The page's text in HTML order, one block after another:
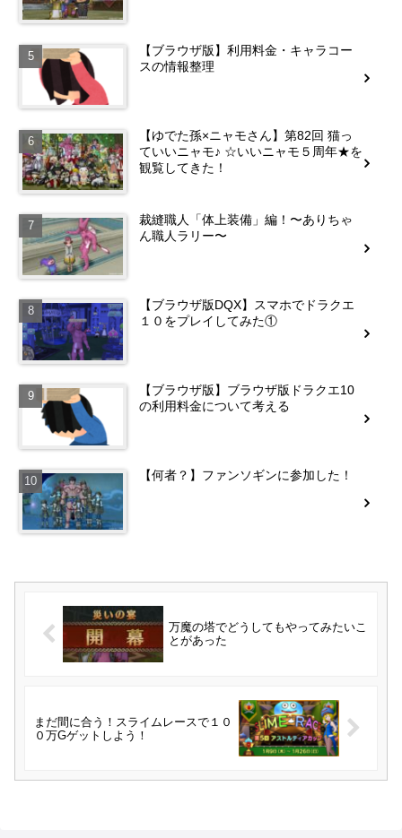
【ブラウザ版】利用料金・キャラコー
スの情報整理
【ゆでた孫×ニャモさん】第82回 猫っ
ていいニャモ♪ ☆いいニャモ５周年★を
観覧してきた！
裁縫職人「体上装備」編！〜ありちゃ
ん職人ラリー〜
【ブラウザ版DQX】スマホでドラクエ
１０をプレイしてみた①
【ブラウザ版】ブラウザ版ドラクエ10
の利用料金について考える
【何者？】ファンソギンに参加した！
万魔の塔でどうしてもやってみたいこ
とがあった
まだ間に合う！スライムレースで１０
０万Gゲットしよう！